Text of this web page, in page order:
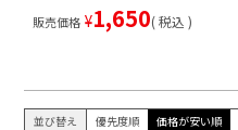
販売価格 ¥1,650 税込
並び替え 優先度順 価格が安い順